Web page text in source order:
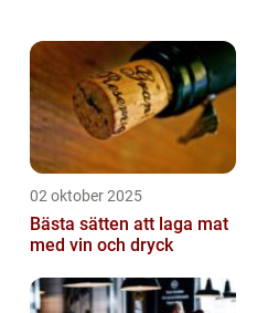
02 oktober 2025
Bästa sätten att laga mat
med vin och dryck